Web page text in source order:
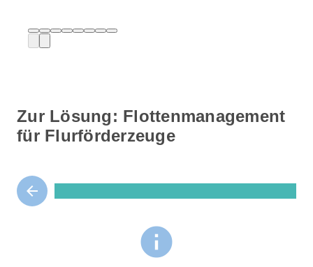
arrow_backward
Zur Lösung: Flottenmanagement
für Flurförderzeuge
info